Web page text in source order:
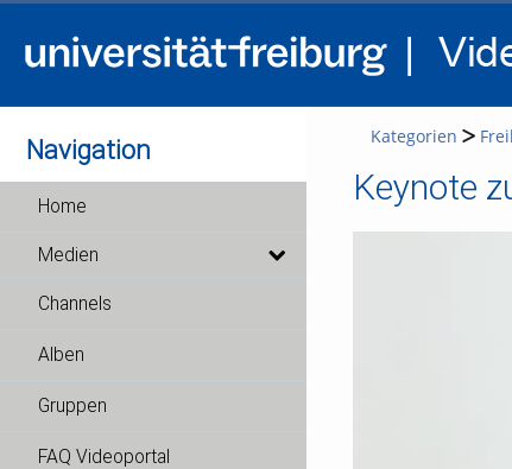
Navigation
Home
Medien
Channels
Alben
Gruppen
FAQ Videoportal
Kategorien